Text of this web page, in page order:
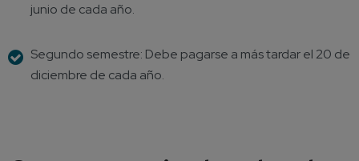
junio de cada año.
Segundo semestre: Debe pagarse a más tardar el 20 de
diciembre de cada año.